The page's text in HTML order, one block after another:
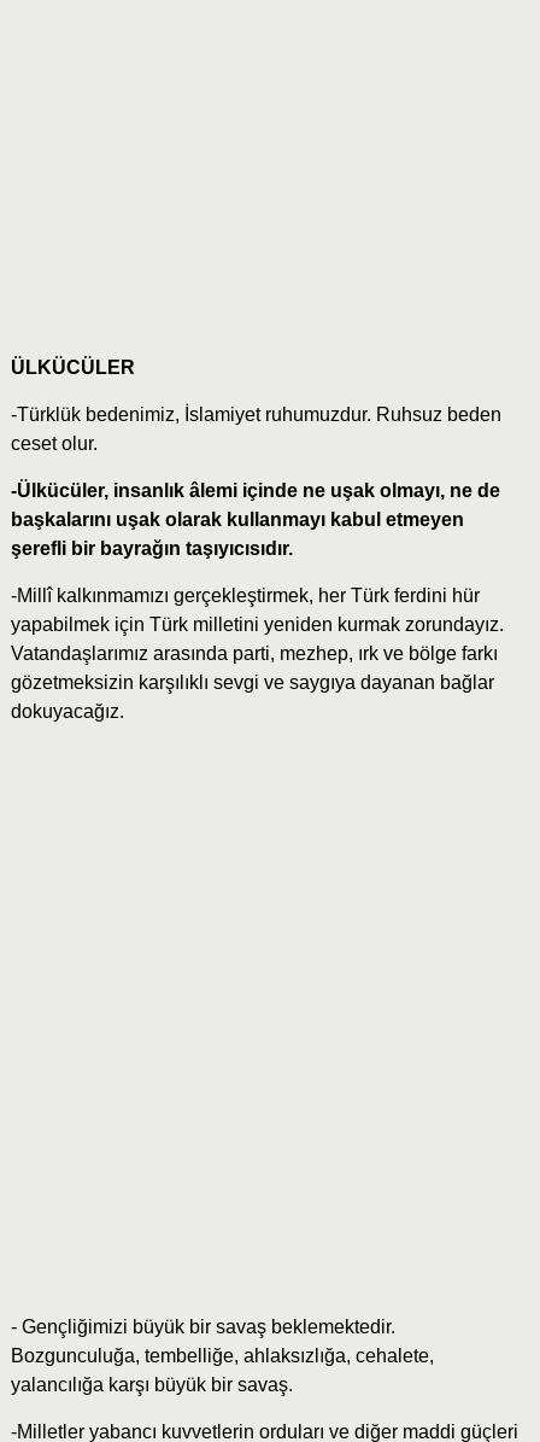
ÜLKÜCÜLER
-Türklük bedenimiz, İslamiyet ruhumuzdur. Ruhsuz beden
ceset olur.
-Ülkücüler, insanlık âlemi içinde ne uşak olmayı, ne de
başkalarını uşak olarak kullanmayı kabul etmeyen
şerefli bir bayrağın taşıyıcısıdır.
-Millî kalkınmamızı gerçekleştirmek, her Türk ferdini hür
yapabilmek için Türk milletini yeniden kurmak zorundayız.
Vatandaşlarımız arasında parti, mezhep, ırk ve bölge farkı
gözetmeksizin karşılıklı sevgi ve saygıya dayanan bağlar
dokuyacağız.
- Gençliğimizi büyük bir savaş beklemektedir.
Bozgunculuğa, tembelliğe, ahlaksızlığa, cehalete,
yalancılığa karşı büyük bir savaş.
-Milletler yabancı kuvvetlerin orduları ve diğer maddi güçleri